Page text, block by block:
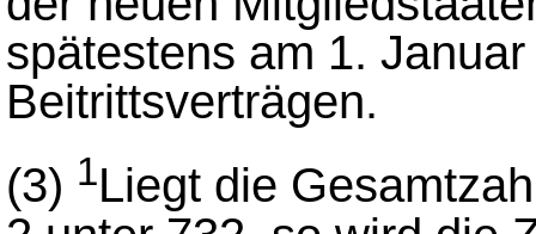
spätestens am 1.
Beitrittsverträgen.
(3) 1Liegt die